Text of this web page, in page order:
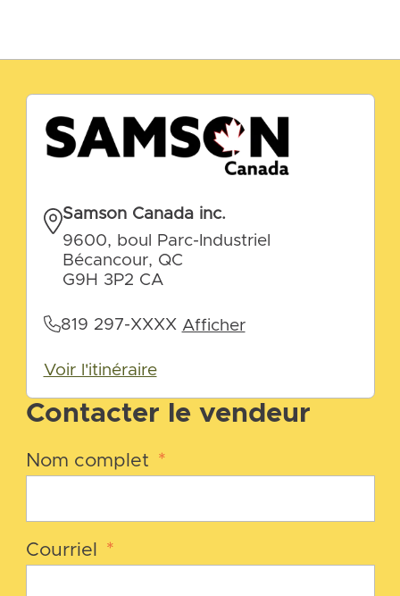
Contacter le vendeur
Nom complet *
Courriel *
Samson Canada inc.
9600, boul Parc-Industriel
Bécancour, QC
G9H 3P2 CA
819 297-XXXX Afficher
Voir l'itinéraire